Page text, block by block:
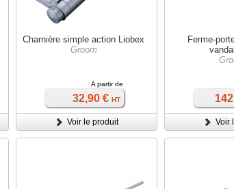
Charnière simple action Liobex
Groom
A partir de
32,90 € HT
Voir le produit
Ferme-
Voir